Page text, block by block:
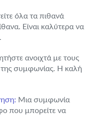
όλα τα πιθανά
Είναι καλύτερα να
ανοιχτά με τους
συμφωνίας. Η καλή
Μια συμφωνία
που μπορείτε να